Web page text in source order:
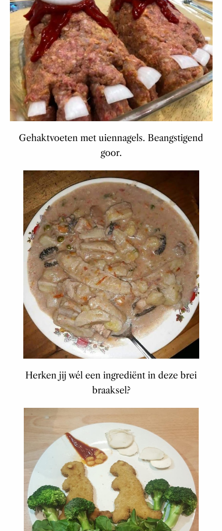
Gehaktvoeten met uiennagels. Beangstigend
goor.
Herken jij wél een ingrediënt in deze brei
braaksel?